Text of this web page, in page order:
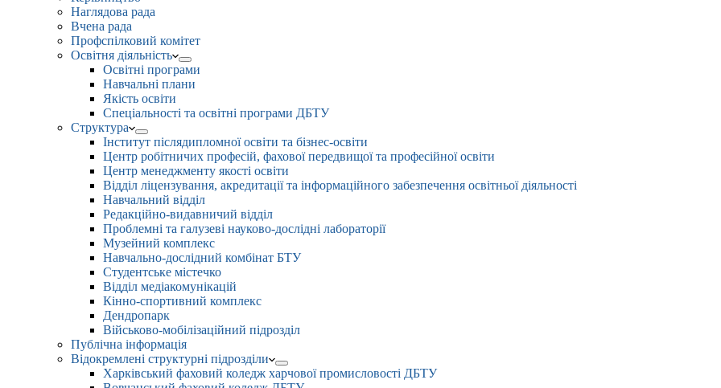
Наглядова рада
Вчена рада
Профспілковий комітет
Освітня діяльність
Освітні програми
Навчальні плани
Якість освіти
Спеціальності та освітні програми ДБТУ
Структура
Інститут післядипломної освіти та бізнес-освіти
Центр робітничих професій, фахової передвищої та професійної освіти
Центр менеджменту якості освіти
Відділ ліцензування, акредитації та інформаційного забезпечення освітньої діяльності
Навчальний відділ
Редакційно-видавничий відділ
Проблемні та галузеві науково-дослідні лабораторії
Музейний комплекс
Навчально-дослідний комбінат БТУ
Студентське містечко
Відділ медіакомунікацій
Кінно-спортивний комплекс
Дендропарк
Військово-мобілізаційний підрозділ
Публічна інформація
Відокремлені структурні підрозділи
Харківський фаховий коледж харчової промисловості ДБТУ